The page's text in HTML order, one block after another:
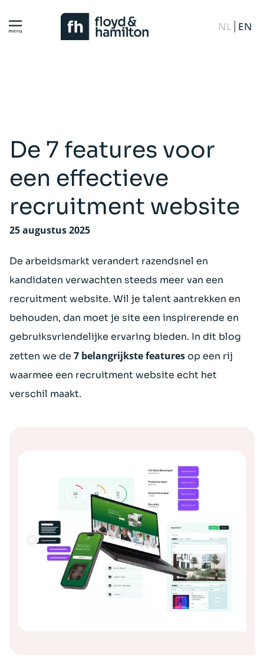
NL EN
De 7 features voor
een effectieve
recruitment website
25 augustus 2025
De arbeidsmarkt verandert razendsnel en
kandidaten verwachten steeds meer van een
recruitment website. Wil je talent aantrekken en
behouden, dan moet je site een inspirerende en
gebruiksvriendelijke ervaring bieden. In dit blog
zetten we de 7 belangrijkste featuresop een rij
waarmee een recruitment website echt het
verschil maakt.